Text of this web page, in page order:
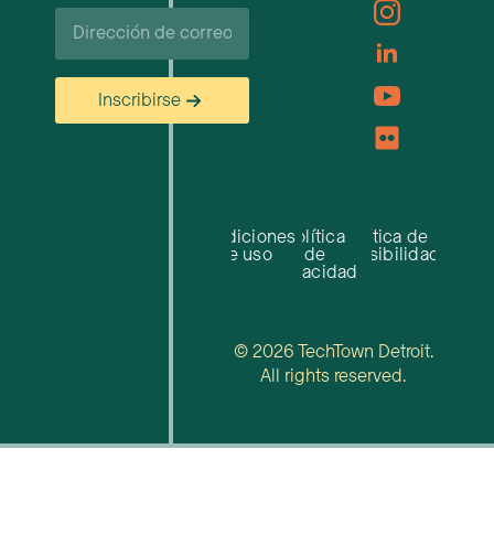
Correo
electrónico
Inscribirse
Condiciones
de uso
Política
de
privacidad
Política de
accesibilidad
© 2026 TechTown Detroit.
All rights reserved.